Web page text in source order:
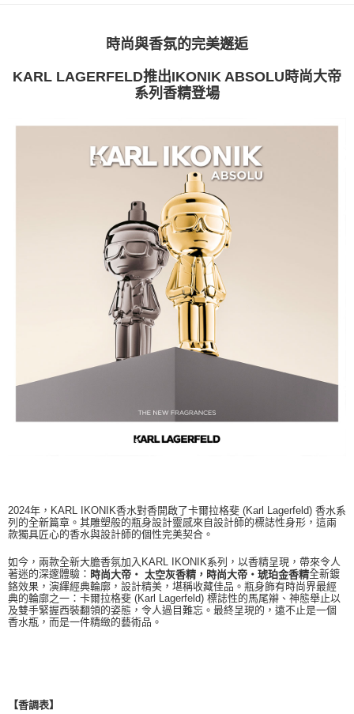
時尚與香氛的完美邂逅
KARL LAGERFELD推出IKONIK ABSOLU時尚大帝
系列香精登場
2024年，KARL IKONIK香水對香開啟了卡爾拉格斐 (Karl Lagerfeld) 香水系
列的全新篇章。其雕塑般的瓶身設計靈感​​來自設計師的標誌性身形，這兩
款獨具匠心的香水與設計師的個性完美契合。
如今，兩款全新大膽香氛加入KARL IKONIK系列，以香精呈現，帶來令人
著迷的深邃體驗： 時尚大帝‧ 太空灰香精，時尚大帝‧琥珀金香精全新鍍
鉻效果，演繹經典輪廓，設計精美，堪稱收藏佳品。瓶身飾有時尚界最經
典的輪廓之一：卡爾拉格斐 (Karl Lagerfeld) 標誌性的馬尾辮、神態舉止以
及雙手緊握西裝翻領的姿態，令人過目難忘。最終呈現的，遠不止是一個
香水瓶，而是一件精緻的藝術品。
【香調表】